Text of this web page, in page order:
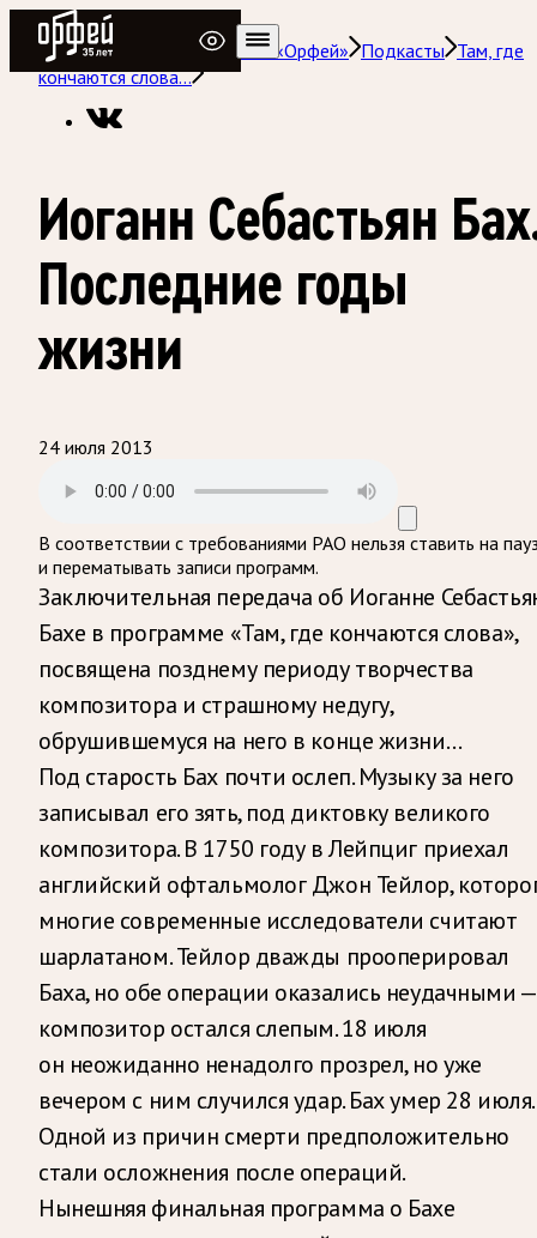
Радио Орфей
Радио классической музыки «Орфей» Подкасты Там, где
кончаются слова…
Иоганн Себастьян
Последние годы
жизни
24 июля 2013
В соответствии с требованиями РАО нельзя ставить на
и перематывать записи программ.
Заключительная передача об Иоганне
Бахе в программе «Там, где кончаются слова»,
посвящена позднему периоду творчества
композитора и страшному недугу,
обрушившемуся на него в конце жизни…
Под старость Бах почти ослеп. Музыку за него
записывал его зять, под диктовку великого
композитора. В 1750 году в Лейпциг приехал
английский офтальмолог Джон Тейлор,
многие современные исследователи считают
шарлатаном. Тейлор дважды прооперировал
Баха, но обе операции оказались неудачными —
композитор остался слепым. 18 июля
он неожиданно ненадолго прозрел, но уже
вечером с ним случился удар. Бах умер 28 июля.
Одной из причин смерти предположительно
стали осложнения после операций.
Нынешняя финальная программа о Бахе